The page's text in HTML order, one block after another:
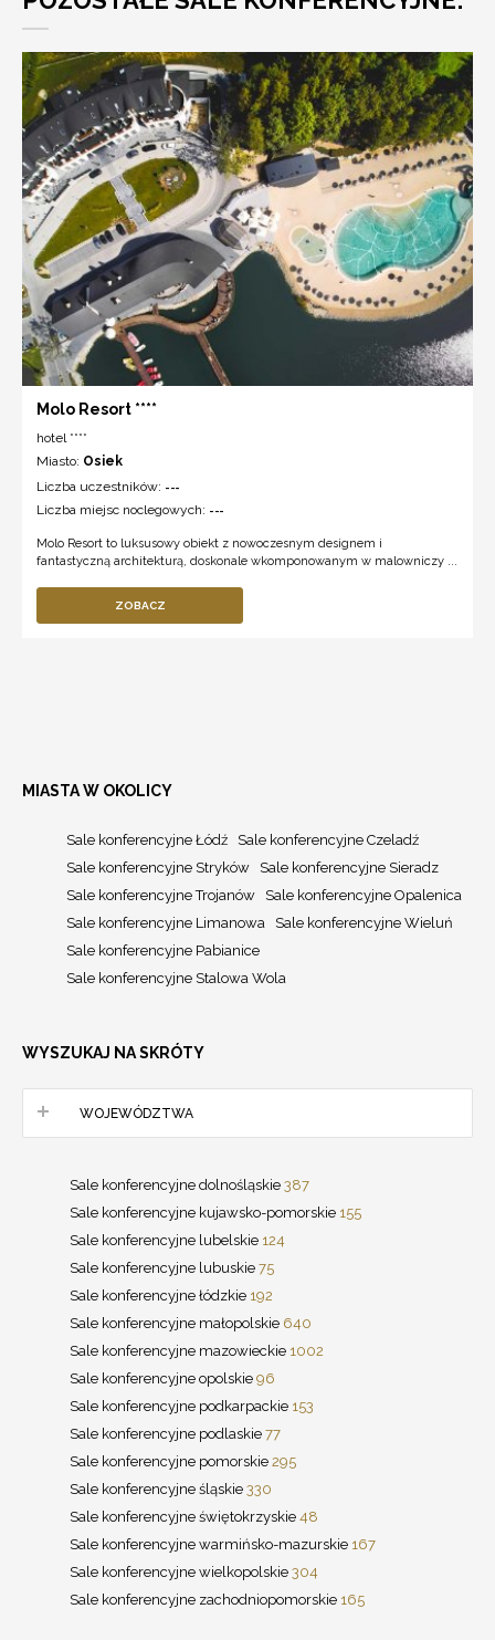
Molo Resort ****
hotel ****
Miasto: Osiek
Liczba uczestników: ---
Liczba miejsc noclegowych: ---
Molo Resort to luksusowy obiekt z nowoczesnym designem i
fantastyczną architekturą, doskonale wkomponowanym w malowniczy ...
ZOBACZ
MIASTA W OKOLICY
Sale konferencyjne Łódź
Sale konferencyjne Czeladź
Sale konferencyjne Stryków
Sale konferencyjne Sieradz
Sale konferencyjne Trojanów
Sale konferencyjne Opalenica
Sale konferencyjne Limanowa
Sale konferencyjne Wieluń
Sale konferencyjne Pabianice
Sale konferencyjne Stalowa Wola
WYSZUKAJ NA SKRÓTY
WOJEWÓDZTWA
Sale konferencyjne dolnośląskie 387
Sale konferencyjne kujawsko-pomorskie 155
Sale konferencyjne lubelskie 124
Sale konferencyjne lubuskie 75
Sale konferencyjne łódzkie 192
Sale konferencyjne małopolskie 640
Sale konferencyjne mazowieckie 1002
Sale konferencyjne opolskie 96
Sale konferencyjne podkarpackie 153
Sale konferencyjne podlaskie 77
Sale konferencyjne pomorskie 295
Sale konferencyjne śląskie 330
Sale konferencyjne świętokrzyskie 48
Sale konferencyjne warmińsko-mazurskie 167
Sale konferencyjne wielkopolskie 304
Sale konferencyjne zachodniopomorskie 165